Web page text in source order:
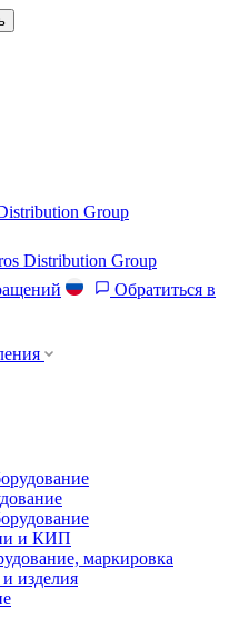
Group
Distribution Group
Обратиться в
и КИП
маркировка
изделия